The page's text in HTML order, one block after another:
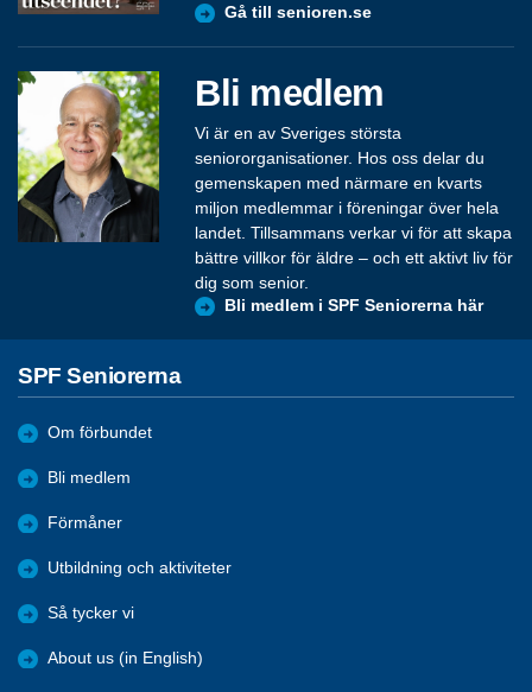
Gå till senioren.se
Bli medlem
Vi är en av Sveriges största
seniororganisationer. Hos oss delar du
gemenskapen med närmare en kvarts
miljon medlemmar i föreningar över hela
landet. Tillsammans verkar vi för att skapa
bättre villkor för äldre – och ett aktivt liv för
dig som senior.
Bli medlem i SPF Seniorerna här
SPF Seniorerna
Om förbundet
Bli medlem
Förmåner
Utbildning och aktiviteter
Så tycker vi
About us (in English)